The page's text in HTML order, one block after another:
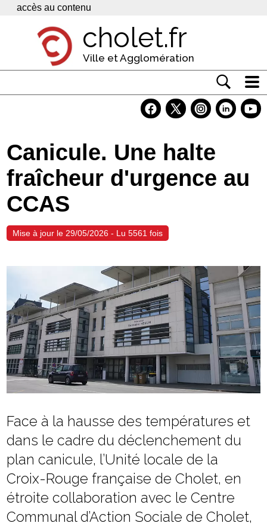
Panneau de gestion des cookies
accès au contenu
cholet.fr
Ville et Agglomération
Economie
Services
Contacts
Canicule. Une halte
fraîcheur d'urgence au
CCAS
Mise à jour le 29/05/2026 - Lu 5561 fois
Face à la hausse des températures et
dans le cadre du déclenchement du
plan canicule, l’Unité locale de la
Croix-Rouge française de Cholet, en
étroite collaboration avec le Centre
Communal d’Action Sociale de Cholet,